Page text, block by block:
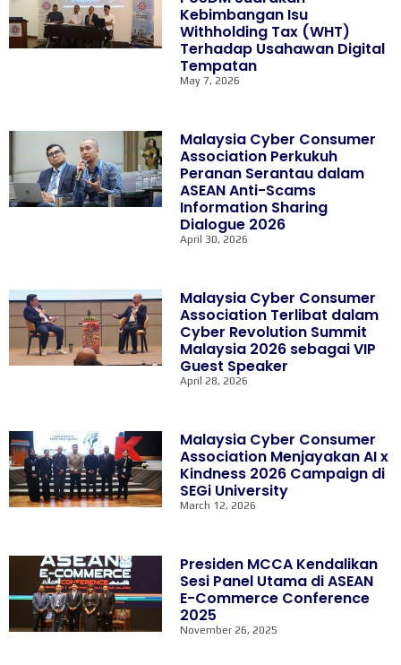
Kebimbangan Isu
Withholding Tax (WHT)
Terhadap Usahawan Digital
Tempatan
May 7, 2026
Malaysia Cyber Consumer
Association Perkukuh
Peranan Serantau dalam
ASEAN Anti-Scams
Information Sharing
Dialogue 2026
April 30, 2026
Malaysia Cyber Consumer
Association Terlibat dalam
Cyber Revolution Summit
Malaysia 2026 sebagai VIP
Guest Speaker
April 28, 2026
Malaysia Cyber Consumer
Association Menjayakan AI x
Kindness 2026 Campaign di
SEGi University
March 12, 2026
Presiden MCCA Kendalikan
Sesi Panel Utama di ASEAN
E-Commerce Conference
2025
November 26, 2025